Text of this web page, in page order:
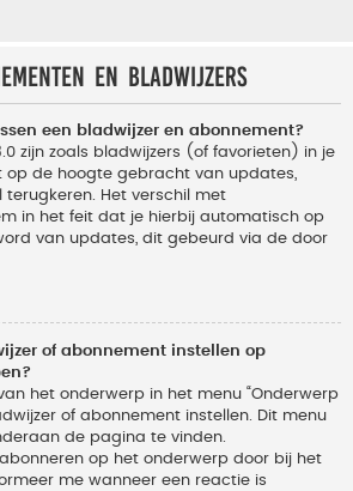
en bladwijzers
een bladwijzer en abonnement?
zijn zoals bladwijzers (of favorieten) in je
op de hoogte gebracht van updates,
Het verschil met
in het feit dat je hierbij automatisch op
van updates, dit gebeurd via de door
of abonnement instellen op
het onderwerp in het menu “Onderwerp
of abonnement instellen. Dit menu
de pagina te vinden.
op het onderwerp door bij het
me wanneer een reactie is